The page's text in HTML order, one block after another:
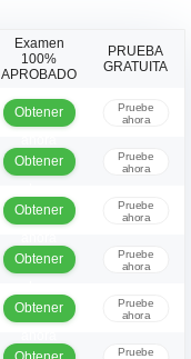
Examen
100%
APROBADO
PRUEBA
GRATUITA
Obtener
Pruebe
ahora
Obtener
Pruebe
ahora
Obtener
Pruebe
ahora
Obtener
Pruebe
ahora
Obtener
Pruebe
ahora
Pruebe